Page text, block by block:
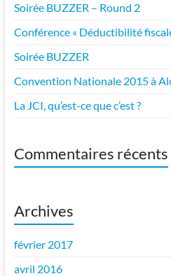
Soirée BUZZER – Round 2
Conférence « Déductibilité
Soirée BUZZER
Convention Nationale 2015 à
La JCI, qu’est-ce que c’est ?
Commentaires récents
Archives
février 2017
avril 2016